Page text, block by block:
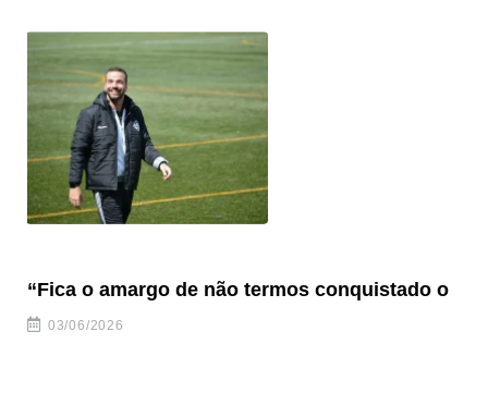
“Fica o amargo de não termos conquistado o
03/06/2026